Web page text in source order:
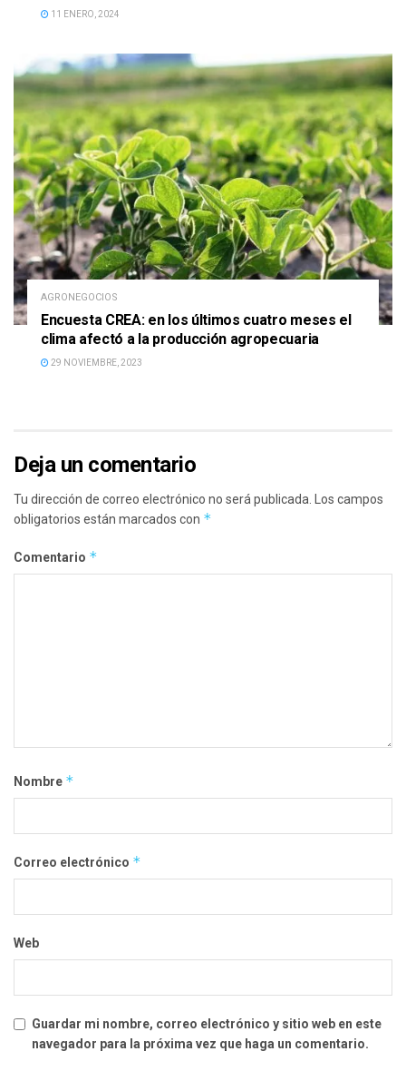
11 ENERO, 2024
AGRONEGOCIOS
Encuesta CREA: en los últimos cuatro meses el
clima afectó a la producción agropecuaria
29 NOVIEMBRE, 2023
Deja un comentario
Tu dirección de correo electrónico no será publicada.
Los campos
obligatorios están marcados con *
Comentario *
Nombre *
Correo electrónico *
Web
Guardar mi nombre, correo electrónico y sitio web en este
navegador para la próxima vez que haga un comentario.